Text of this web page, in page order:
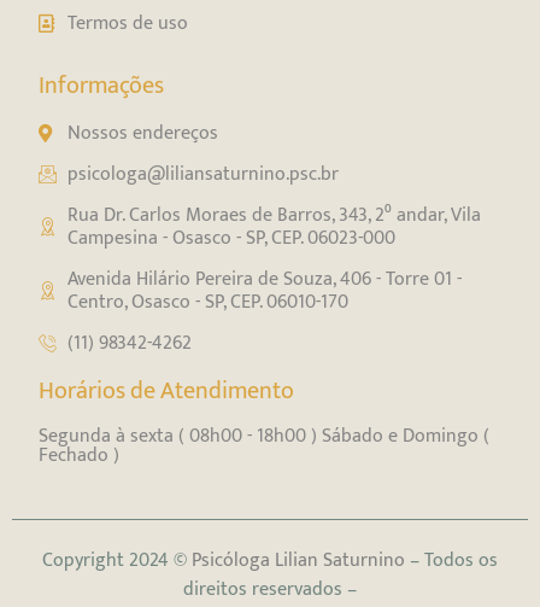
Termos de uso
Informações
Nossos endereços
psicologa@liliansaturnino.psc.br
Rua Dr. Carlos Moraes de Barros, 343, 2⁰ andar, Vila
Campesina - Osasco - SP, CEP. 06023-000
Avenida Hilário Pereira de Souza, 406 - Torre 01 -
Centro, Osasco - SP, CEP. 06010-170
(11) 98342-4262
Horários de Atendimento
Segunda à sexta ( 08h00 - 18h00 ) Sábado e Domingo (
Fechado )
Copyright 2024 ©Psicóloga Lilian Saturnino – Todos os
direitos reservados –